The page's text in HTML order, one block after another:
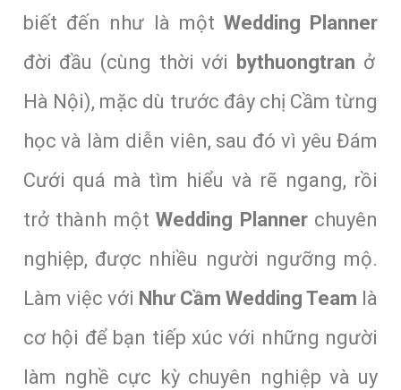
biết đến như là mộtWedding Planner
đời đầu (cùng thời với bythuongtran ở
Hà Nội), mặc dù trước đây chị Cầm từng
học và làm diễn viên, sau đó vì yêu Đám
Cưới quá mà tìm hiểu và rẽ ngang, rồi
trở thành mộtWedding Plannerchuyên
nghiệp, được nhiều người ngưỡng mộ.
Làm việc với Như Cầm Wedding Team là
cơ hội để bạn tiếp xúc với những người
làm nghề cực kỳ chuyên nghiệp và uy